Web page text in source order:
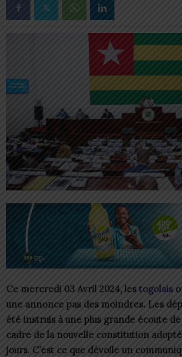
Ce mercredi 03 Avril 2024, les togolais
une annonce pas des moindres. Les
été instruis à une plus grande écoute
cadre de la nouvelle constitution
jours. C’est ce que dévoile un